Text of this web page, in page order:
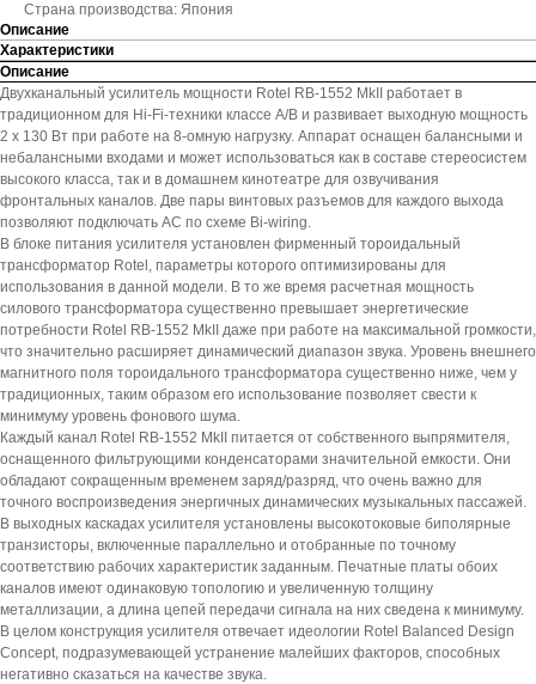
Страна производства: Япония
Описание
Характеристики
Описание
Двухканальный усилитель мощности Rotel RB-1552 MkII работает в
традиционном для Hi-Fi-техники классе A/B и развивает выходную мощность
2 х 130 Вт при работе на 8-омную нагрузку. Аппарат оснащен балансными и
небалансными входами и может использоваться как в составе стереосистем
высокого класса, так и в домашнем кинотеатре для озвучивания
фронтальных каналов. Две пары винтовых разъемов для каждого выхода
позволяют подключать АС по схеме Bi-wiring.
В блоке питания усилителя установлен фирменный тороидальный
трансформатор Rotel, параметры которого оптимизированы для
использования в данной модели. В то же время расчетная мощность
силового трансформатора существенно превышает энергетические
потребности Rotel RB-1552 MkII даже при работе на максимальной громкости,
что значительно расширяет динамический диапазон звука. Уровень внешнего
магнитного поля тороидального трансформатора существенно ниже, чем у
традиционных, таким образом его использование позволяет свести к
минимуму уровень фонового шума.
Каждый канал Rotel RB-1552 MkII питается от собственного выпрямителя,
оснащенного фильтрующими конденсаторами значительной емкости. Они
обладают сокращенным временем заряд/разряд, что очень важно для
точного воспроизведения энергичных динамических музыкальных пассажей.
В выходных каскадах усилителя установлены высокотоковые биполярные
транзисторы, включенные параллельно и отобранные по точному
соответствию рабочих характеристик заданным. Печатные платы обоих
каналов имеют одинаковую топологию и увеличенную толщину
металлизации, а длина цепей передачи сигнала на них сведена к минимуму.
В целом конструкция усилителя отвечает идеологии Rotel Balanced Design
Concept, подразумевающей устранение малейших факторов, способных
негативно сказаться на качестве звука.